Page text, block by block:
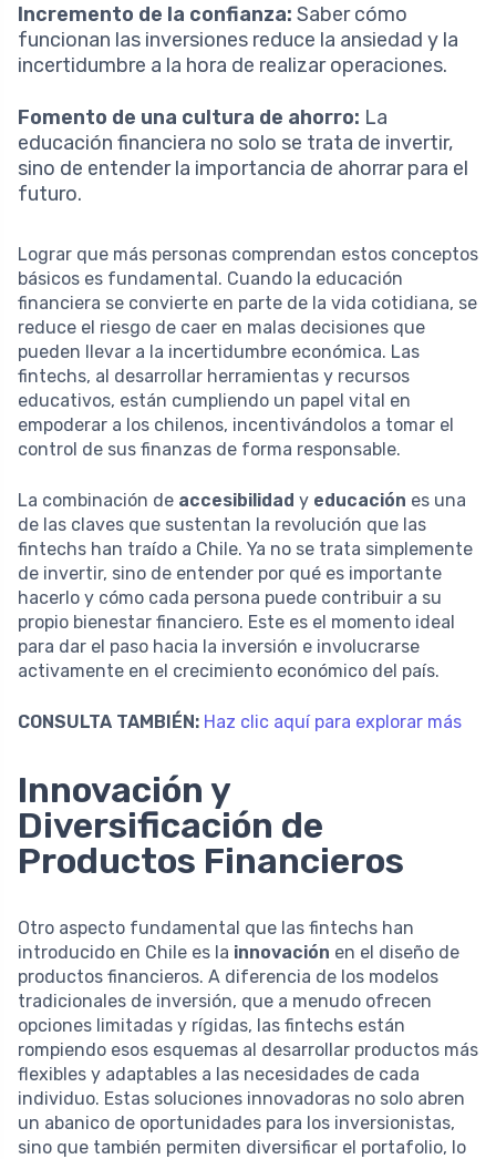
Incremento de la confianza: Saber cómo
funcionan las inversiones reduce la ansiedad y la
incertidumbre a la hora de realizar operaciones.
Fomento de una cultura de ahorro: La
educación financiera no solo se trata de invertir,
sino de entender la importancia de ahorrar para el
futuro.
Lograr que más personas comprendan estos conceptos
básicos es fundamental. Cuando la educación
financiera se convierte en parte de la vida cotidiana, se
reduce el riesgo de caer en malas decisiones que
pueden llevar a la incertidumbre económica. Las
fintechs, al desarrollar herramientas y recursos
educativos, están cumpliendo un papel vital en
empoderar a los chilenos, incentivándolos a tomar el
control de sus finanzas de forma responsable.
La combinación de accesibilidad y educación es una
de las claves que sustentan la revolución que las
fintechs han traído a Chile. Ya no se trata simplemente
de invertir, sino de entender por qué es importante
hacerlo y cómo cada persona puede contribuir a su
propio bienestar financiero. Este es el momento ideal
para dar el paso hacia la inversión e involucrarse
activamente en el crecimiento económico del país.
CONSULTA TAMBIÉN: Haz clic aquí para explorar más
Innovación y
Diversificación de
Productos Financieros
Otro aspecto fundamental que las fintechs han
introducido en Chile es la innovación en el diseño de
productos financieros. A diferencia de los modelos
tradicionales de inversión, que a menudo ofrecen
opciones limitadas y rígidas, las fintechs están
rompiendo esos esquemas al desarrollar productos más
flexibles y adaptables a las necesidades de cada
individuo. Estas soluciones innovadoras no solo abren
un abanico de oportunidades para los inversionistas,
sino que también permiten diversificar el portafolio, lo